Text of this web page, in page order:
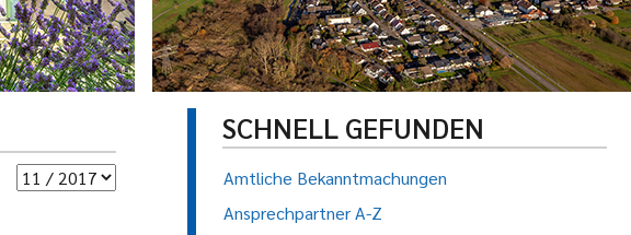
SCHNELL GEFUNDEN
Amtliche Bekanntmachungen
Ansprechpartner A-Z